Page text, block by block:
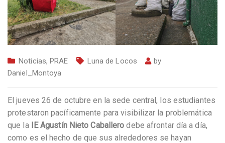
Noticias,PRAE Luna de Locos
by
Daniel_Montoya
El jueves 26 de octubre en la sede central, los estudiantes
protestaron pacíficamente para visibilizar la problemática
que la IE Agustín Nieto Caballero debe afrontar día a día,
como es el hecho de que sus alrededores se hayan